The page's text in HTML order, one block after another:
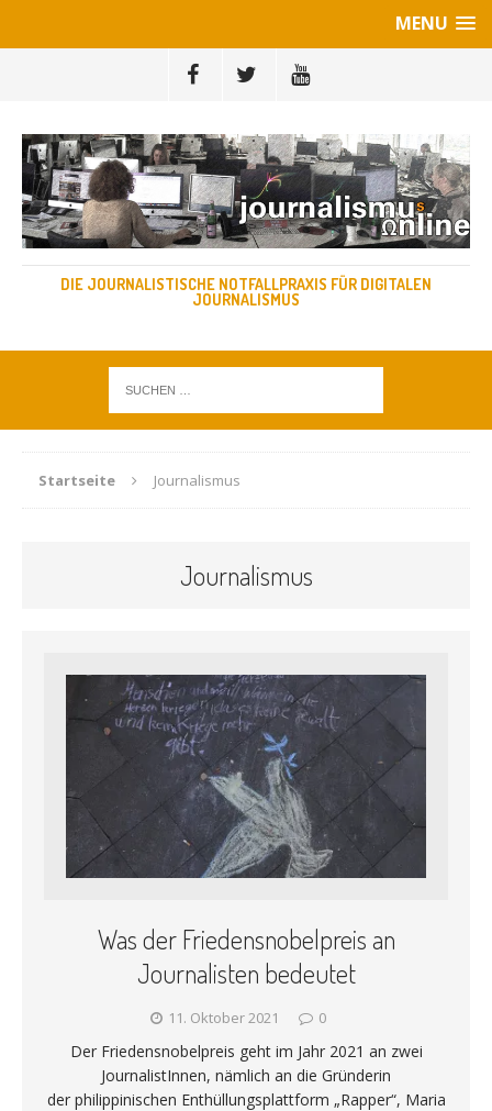
MENU
DIE JOURNALISTISCHE NOTFALLPRAXIS FÜR DIGITALEN
JOURNALISMUS
Startseite Journalismus
Journalismus
Was der Friedensnobelpreis an
Journalisten bedeutet
11. Oktober 2021 0
Der Friedensnobelpreis geht im Jahr 2021 an zwei
JournalistInnen, nämlich an die Gründerin
der philippinischen Enthüllungsplattform „Rapper“, Maria